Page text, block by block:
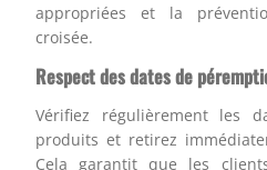
appropriées et la
croisée.
Respect des dates de
Vérifiez régulièrement les
produits et retirez
Cela garantit que les